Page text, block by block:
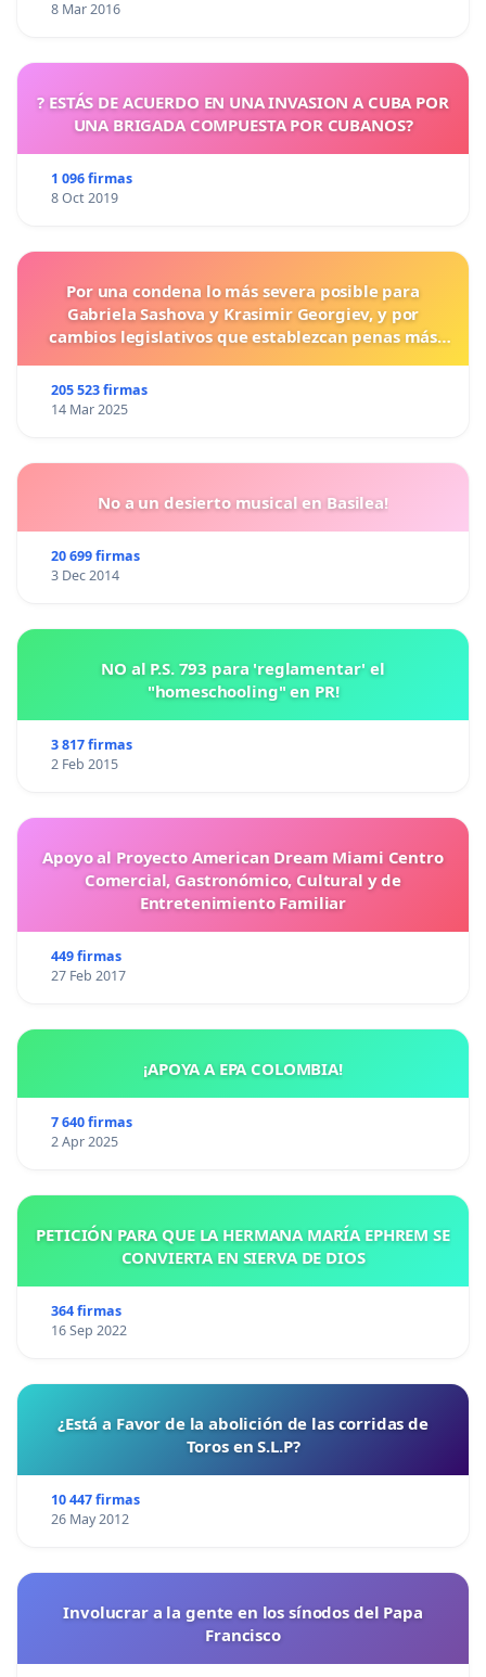
8 Mar 2016
? ESTÁS DE ACUERDO EN UNA INVASION A CUBA POR
UNA BRIGADA COMPUESTA POR CUBANOS?
1 096 firmas
8 Oct 2019
Por una condena lo más severa posible para
Gabriela Sashova y Krasimir Georgiev, y por
cambios legislativos que establezcan penas más
205 523 firmas
14 Mar 2025
No a un desierto musical en Basilea!
20 699 firmas
3 Dec 2014
NO al P.S. 793 para 'reglamentar' el
"homeschooling" en PR!
3 817 firmas
2 Feb 2015
Apoyo al Proyecto American Dream Miami Centro
Comercial, Gastronómico, Cultural y de
Entretenimiento Familiar
449 firmas
27 Feb 2017
¡APOYA A EPA COLOMBIA!
7 640 firmas
2 Apr 2025
PETICIÓN PARA QUE LA HERMANA MARÍA EPHREM SE
CONVIERTA EN SIERVA DE DIOS
364 firmas
16 Sep 2022
¿Está a Favor de la abolición de las corridas de
Toros en S.L.P?
10 447 firmas
26 May 2012
Involucrar a la gente en los sínodos del Papa
Francisco